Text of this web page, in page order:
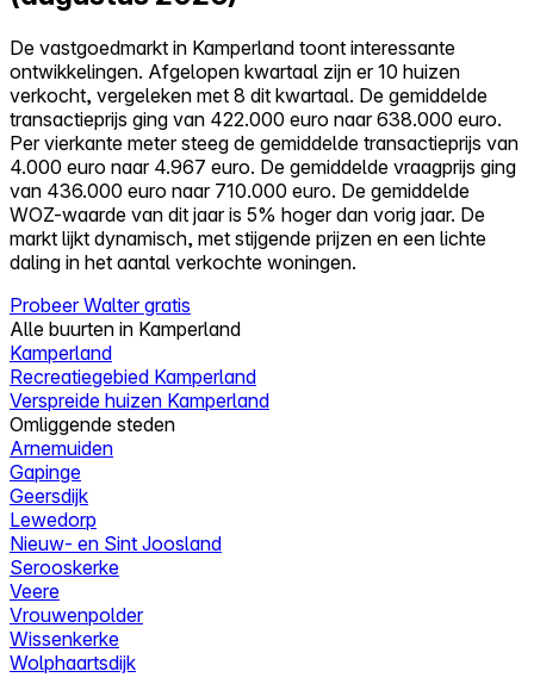
Alles-in-één
Reviews
Prijzen
Log in
Probeer Walter gratis
De vastgoedmarkt in Kamperland toont interessante
ontwikkelingen. Afgelopen kwartaal zijn er 10 huizen
verkocht, vergeleken met 8 dit kwartaal. De gemiddelde
transactieprijs ging van 422.000 euro naar 638.000 euro.
Per vierkante meter steeg de gemiddelde transactieprijs van
4.000 euro naar 4.967 euro. De gemiddelde vraagprijs ging
van 436.000 euro naar 710.000 euro. De gemiddelde
WOZ-waarde van dit jaar is 5% hoger dan vorig jaar. De
markt lijkt dynamisch, met stijgende prijzen en een lichte
daling in het aantal verkochte woningen.
Probeer Walter gratis
Alle buurten in Kamperland
Kamperland
Recreatiegebied Kamperland
Verspreide huizen Kamperland
Omliggende steden
Arnemuiden
Gapinge
Geersdijk
Lewedorp
Nieuw- en Sint Joosland
Serooskerke
Veere
Vrouwenpolder
Wissenkerke
Wolphaartsdijk